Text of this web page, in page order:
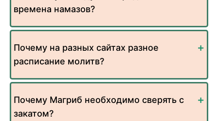
времена намазов?
Почему на разных сайтах разное
расписание молитв?
Почему Магриб необходимо сверять с
закатом?